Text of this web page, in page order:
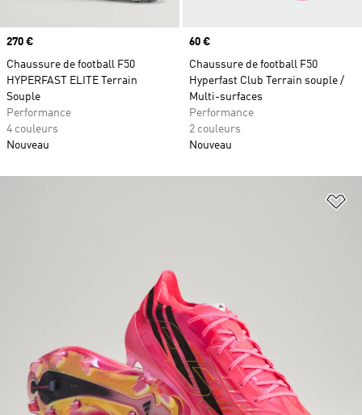
Prix
270 €
Chaussure de football F50
HYPERFAST ELITE Terrain
Souple
Performance
4 couleurs
Nouveau
Prix
60 €
Chaussure de football F50
Hyperfast Club Terrain souple /
Multi-surfaces
Performance
2 couleurs
Nouveau